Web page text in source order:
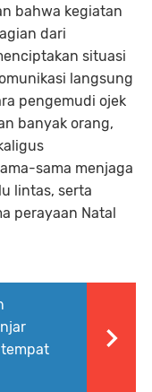
bahwa kegiatan
dari
situasi
langsung
pengemudi ojek
banyak orang,
sama menjaga
lintas, serta
perayaan Natal